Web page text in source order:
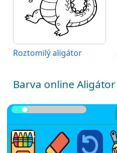
Roztomilý aligátor
Barva online Aligátor